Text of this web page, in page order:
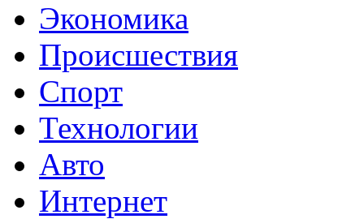
Экономика
Происшествия
Спорт
Технологии
Авто
Интернет